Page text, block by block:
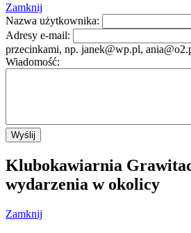
Zamknij
Nazwa użytkownika:
Adresy e-mail:
przecinkami, np. janek@wp.pl,
Wiadomość:
Wyślij
Klubokawiarnia
wydarzenia w okolicy
Zamknij